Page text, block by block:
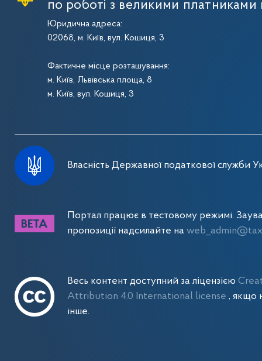
по роботі з великими платниками
Юридична адреса:
02068, м. Київ, вул. Кошиця, 3
Фактичне місце розташування:
м. Київ, Львівська площа, 8
м. Київ, вул. Кошиця, 3
Власність Державної податкової служби
Портал працює в тестовому режимі.
пропозиції надсилайте на
Весь контент доступний за ліцензією
Attribution 4.0 International license , якщо
інше.